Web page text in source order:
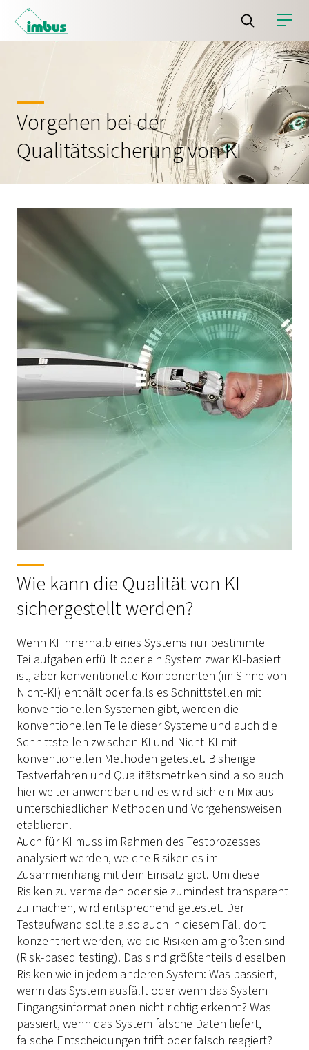
Vorgehen bei der
Qualitätssicherung von KI
Wie kann die Qualität von KI
sichergestellt werden?
Wenn KI innerhalb eines Systems nur bestimmte
Teilaufgaben erfüllt oder ein System zwar KI-basiert
ist, aber konventionelle Komponenten (im Sinne von
Nicht-KI) enthält oder falls es Schnittstellen mit
konventionellen Systemen gibt, werden die
konventionellen Teile dieser Systeme und auch die
Schnittstellen zwischen KI und Nicht-KI mit
konventionellen Methoden getestet. Bisherige
Testverfahren und Qualitätsmetriken sind also auch
hier weiter anwendbar und es wird sich ein Mix aus
unterschiedlichen Methoden und Vorgehensweisen
etablieren.
Auch für KI muss im Rahmen des Testprozesses
analysiert werden, welche Risiken es im
Zusammenhang mit dem Einsatz gibt. Um diese
Risiken zu vermeiden oder sie zumindest transparent
zu machen, wird entsprechend getestet. Der
Testaufwand sollte also auch in diesem Fall dort
konzentriert werden, wo die Risiken am größten sind
(Risk-based testing). Das sind größtenteils dieselben
Risiken wie in jedem anderen System: Was passiert,
wenn das System ausfällt oder wenn das System
Eingangsinformationen nicht richtig erkennt? Was
passiert, wenn das System falsche Daten liefert,
falsche Entscheidungen trifft oder falsch reagiert?